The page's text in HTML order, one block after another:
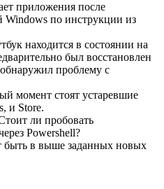
приложения после
Windows по инструкции из
находится в состоянии на
был восстановлен
проблему с
момент стоят устаревшие
и Store.
ли пробовать
Powershell?
в выше заданных новых